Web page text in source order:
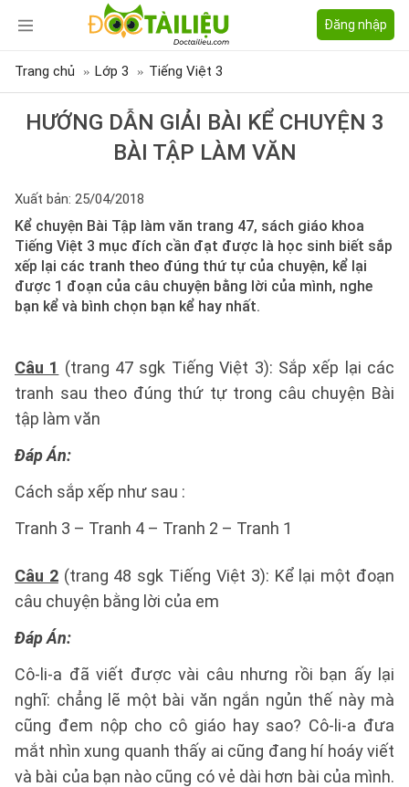
Đăng nhập
Trang chủ Lớp 3 Tiếng Việt 3
HƯỚNG DẪN GIẢI BÀI KỂ CHUYỆN 3
BÀI TẬP LÀM VĂN
Xuất bản: 25/04/2018
Kể chuyện Bài Tập làm văn trang 47, sách giáo khoa
Tiếng Việt 3 mục đích cần đạt được là học sinh biết sắp
xếp lại các tranh theo đúng thứ tự của chuyện, kể lại
được 1 đoạn của câu chuyện bằng lời của mình, nghe
bạn kể và bình chọn bạn kể hay nhất.
Câu 1 (trang 47 sgk Tiếng Việt 3): Sắp xếp lại các
tranh sau theo đúng thứ tự trong câu chuyện Bài
tập làm văn
Đáp Án:
Cách sắp xếp như sau :
Tranh 3 – Tranh 4 – Tranh 2 – Tranh 1
Câu 2(trang 48 sgk Tiếng Việt 3): Kể lại một đoạn
câu chuyện bằng lời của em
Đáp Án:
Cô-li-a đã viết được vài câu nhưng rồi bạn ấy lại
nghĩ: chẳng lẽ một bài văn ngắn ngủn thế này mà
cũng đem nộp cho cô giáo hay sao? Cô-li-a đưa
mắt nhìn xung quanh thấy ai cũng đang hí hoáy viết
và bài của bạn nào cũng có vẻ dài hơn bài của mình.